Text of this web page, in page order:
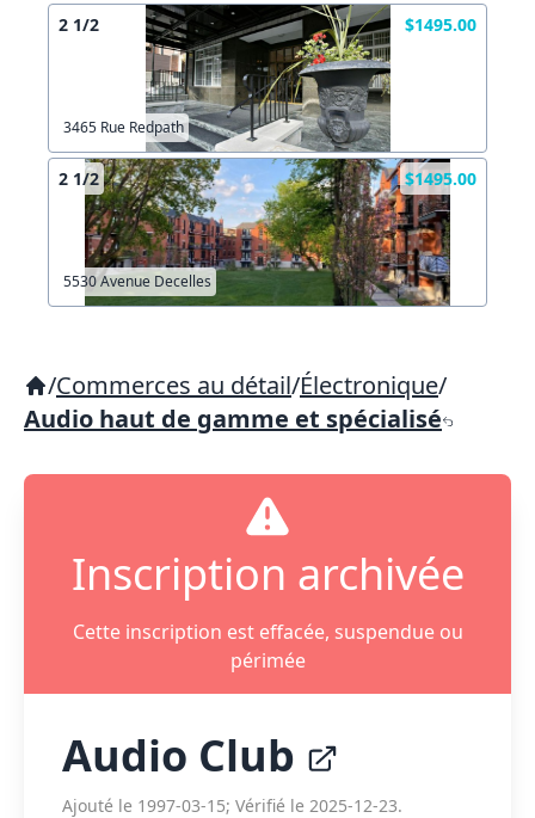
2 1/2 $1495.00
3465 Rue Redpath
2 1/2 $1495.00
5530 Avenue Decelles
/Commerces au détail/Électronique/
Audio haut de gamme et spécialisé
Inscription archivée
Cette inscription est effacée, suspendue ou
périmée
Audio Club
Ajouté le 1997-03-15; Vérifié le 2025-12-23.